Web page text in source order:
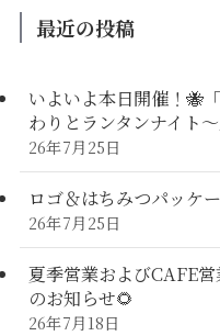
最近の投稿
いよいよ本日開催！🐝
わりとランタンナイト〜
26年7月25日
ロゴ＆はちみつパッケ
26年7月25日
夏季営業およびCAFE
のお知らせ🌻
26年7月18日